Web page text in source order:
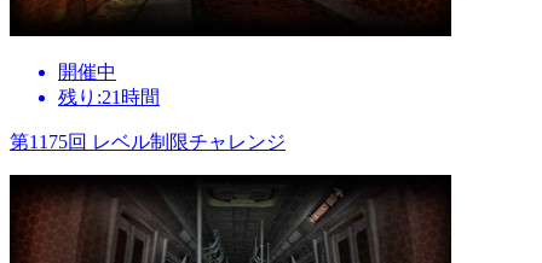
開催中
残り:21時間
第1175回 レベル制限チャレンジ